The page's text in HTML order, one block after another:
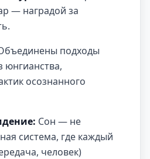
— наградой за
подходы
юнгианства,
осознанного
Сон — не
система, где каждый
человек)